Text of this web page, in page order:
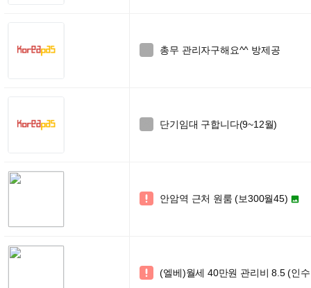
총무 관리자구해요^^ 방제공
단기임대 구합니다(9~12월)
 안암역 근처 원룸 (보300월45) 
 (엘베)월세 40만원 관리비 8.5 (인